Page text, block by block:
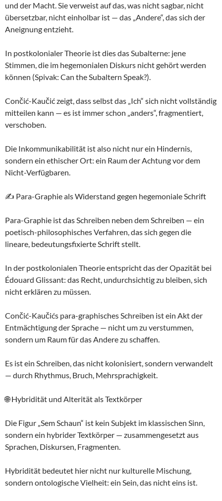
und der Macht. Sie verweist auf das, was nicht sagbar, nicht
übersetzbar, nicht einholbar ist — das „Andere“, das sich der
Aneignung entzieht.
In postkolonialer Theorie ist dies das Subalterne: jene
Stimmen, die im hegemonialen Diskurs nicht gehört werden
können (Spivak: Can the Subaltern Speak?).
Cončić-Kaučić zeigt, dass selbst das „Ich“ sich nicht vollständig
mitteilen kann — es ist immer schon „anders“, fragmentiert,
verschoben.
Die Inkommunikabilität ist also nicht nur ein Hindernis,
sondern ein ethischer Ort: ein Raum der Achtung vor dem
Nicht-Verfügbaren.
✍️ Para-Graphie als Widerstand gegen hegemoniale Schrift
Para-Graphie ist das Schreiben neben dem Schreiben — ein
poetisch-philosophisches Verfahren, das sich gegen die
lineare, bedeutungsfixierte Schrift stellt.
In der postkolonialen Theorie entspricht das der Opazität bei
Édouard Glissant: das Recht, undurchsichtig zu bleiben, sich
nicht erklären zu müssen.
Cončić-Kaučićs para-graphisches Schreiben ist ein Akt der
Entmächtigung der Sprache — nicht um zu verstummen,
sondern um Raum für das Andere zu schaffen.
Es ist ein Schreiben, das nicht kolonisiert, sondern verwandelt
— durch Rhythmus, Bruch, Mehrsprachigkeit.
🌐 Hybridität und Alterität als Textkörper
Die Figur „Sem Schaun“ ist kein Subjekt im klassischen Sinn,
sondern ein hybrider Textkörper — zusammengesetzt aus
Sprachen, Diskursen, Fragmenten.
Hybridität bedeutet hier nicht nur kulturelle Mischung,
sondern ontologische Vielheit: ein Sein, das nicht eins ist.